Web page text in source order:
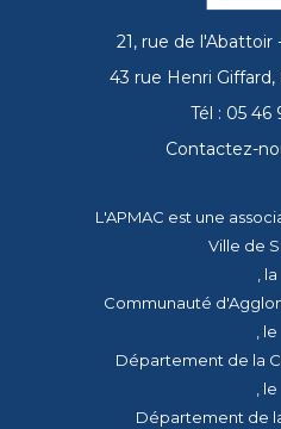
21, rue de l'Abattoir
43 rue Henri
Tél : 05 46
Contactez-
L'APMAC est une
Ville de
, la
Communauté
, le
Département de la
, le
Département de